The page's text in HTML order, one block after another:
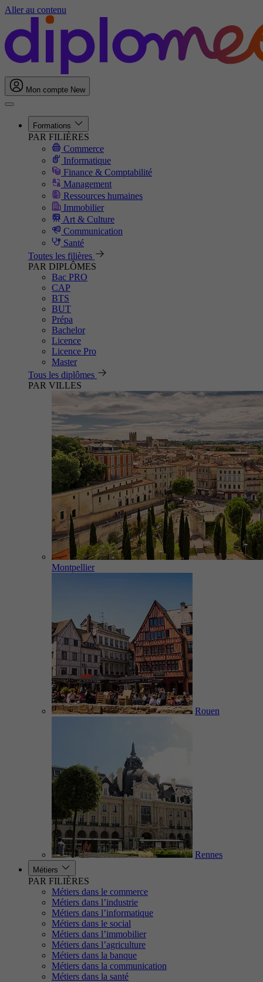
Aller au contenu
Mon compte New
Formations
PAR FILIÈRES
Commerce
Informatique
Finance & Comptabilité
Management
Ressources humaines
Immobilier
Art & Culture
Communication
Santé
Toutes les filières
PAR DIPLÔMES
Bac PRO
CAP
BTS
BUT
Prépa
Bachelor
Licence
Licence Pro
Master
Tous les diplômes
PAR VILLES
Montpellier
Rouen
Rennes
Métiers
PAR FILIÈRES
Métiers dans le commerce
Métiers dans l’industrie
Métiers dans l’informatique
Métiers dans le social
Métiers dans l’immobilier
Métiers dans l’agriculture
Métiers dans la banque
Métiers dans la communication
Métiers dans la santé